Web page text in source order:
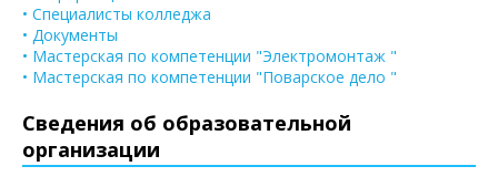
• Специалисты колледжа
• Документы
• Мастерская по компетенции "Электромонтаж "
• Мастерская по компетенции "Поварское дело "
Сведения об образовательной
организации